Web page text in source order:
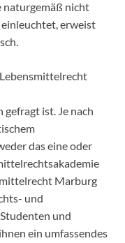
naturgemäß nicht
einleuchtet, erweist
ist. Je nach
das eine oder
Marburg
und
und
ein umfassendes